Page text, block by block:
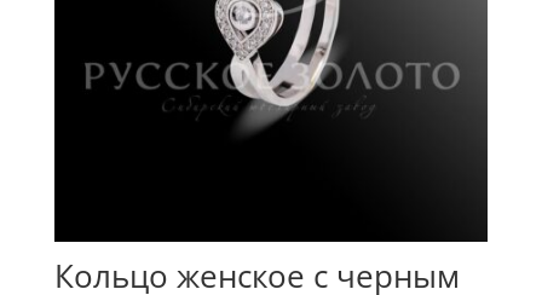
Кольцо женское с черным